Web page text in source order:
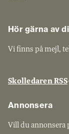
Hör gärna av
Vi finns på mejl,
Skolledaren RSS
Annonsera
Vill du annonsera